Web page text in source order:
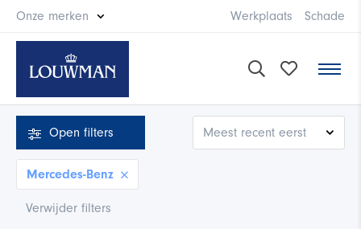
Onze merken Werkplaats Schade
Open filters
Mercedes-Benz
Verwijder filters